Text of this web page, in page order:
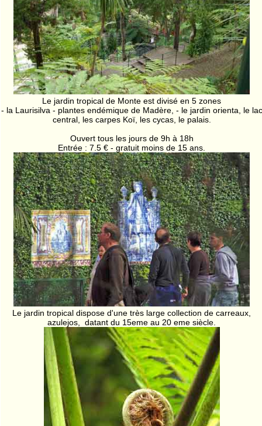
Le jardin tropical de Monte est divisé en 5 zones
- la Laurisilva - plantes endémique de Madère, - le jardin orienta, le lac
central, les carpes Koï, les cycas, le palais.
Ouvert tous les jours de 9h à 18h
Entrée : 7.5 € - gratuit moins de 15 ans.
Le jardin tropical dispose d'une très large collection de carreaux,
azulejos, datant du 15eme au 20 eme siècle.